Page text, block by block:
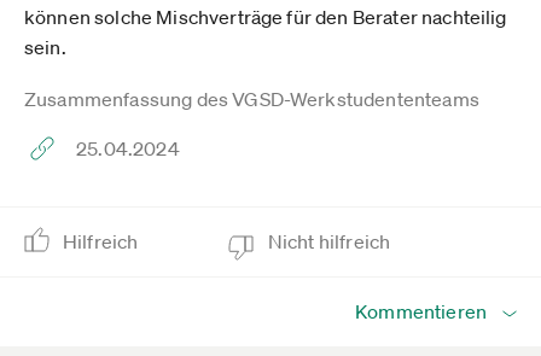
können solche Mischverträge für den Berater nachteilig
sein.
Zusammenfassung des VGSD-Werkstudententeams
25.04.2024
Hilfreich Nicht hilfreich
Kommentieren